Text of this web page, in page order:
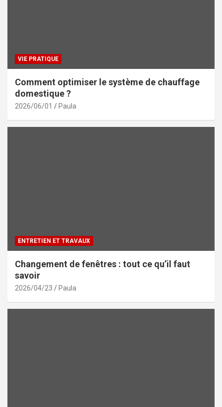
VIE PRATIQUE
Comment optimiser le système de chauffage
domestique ?
2026/06/01 Paula
ENTRETIEN ET TRAVAUX
Changement de fenêtres : tout ce qu’il faut
savoir
2026/04/23 Paula